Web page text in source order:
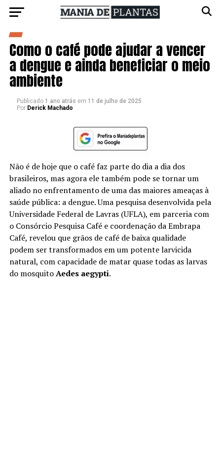
Como o café pode ajudar a vencer
a dengue e ainda beneficiar o meio
ambiente
Publicado 1 ano atrás em 11 de julho de 2025
Por Derick Machado
Não é de hoje que o café faz parte do dia a dia dos
brasileiros, mas agora ele também pode se tornar um
aliado no enfrentamento de uma das maiores ameaças à
saúde pública: a dengue. Uma pesquisa desenvolvida pela
Universidade Federal de Lavras (UFLA), em parceria com
o Consórcio Pesquisa Café e coordenação da Embrapa
Café, revelou que grãos de café de baixa qualidade
podem ser transformados em um potente larvicida
natural, com capacidade de matar quase todas as larvas
do mosquitoAedes aegypti.